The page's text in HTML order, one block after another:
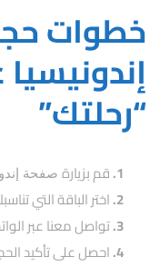
خطوات
“رحلتك”
قم بزيارة صفحة
اختر الباقة التي
تواصل معنا عبر
احصل على تأكيد